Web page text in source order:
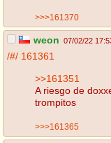
>>>161370
weon 07/02/22
/#/ 161361
>>161351
A riesgo de
trompitos
>>>161365